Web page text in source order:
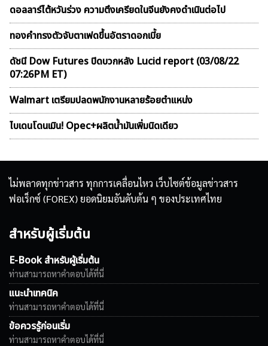
ดอลลาร์ไต้หวันร่วง ความตึงเครียดในจีนยังคงดำเนินต่อไป
ทองคำทรงตัวจับตาเฟดขึ้นอัตราดอกเบี้ย
ดัชนี Dow Futures ปิดบวกหลัง Lucid report (03/08/22
07:26PM ET)
Walmart เตรียมปลดพนักงานหลายร้อยตำแหน่ง
ไบเดนโดนเมิน! Opec+ผลิตน้ำมันเพิ่มนิดเดียว
ไม่พลาดทุกข่าวสาร ทุกการเคลื่อนไหว เว็บไซต์ข้อมูลข่าวสาร
ฟอเร็กซ์ (FOREX) ยอดนิยมอันดับต้น ๆ ของประเทศไทย
สำหรับผู้เริ่มต้น
E-Book สำหรับผู้เริ่มต้น
ท่านสามารถหาคำตอบได้ที่นี่
แนะนำเทคนิค
ท่านสามารถหาคำตอบได้ที่นี่
ข้อควรรู้ก่อนเริ่ม
ท่านสามารถหาคำตอบได้ที่นี่